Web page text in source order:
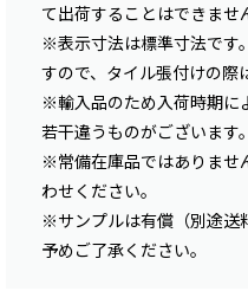
て出荷することはできませ
※表示寸法は標準寸法です
すので、タイル張付けの際
※輸入品のため入荷時期に
若干違うものがございます。
※常備在庫品ではありませ
わせください。
※サンプルは有償（別途送
予めご了承ください。